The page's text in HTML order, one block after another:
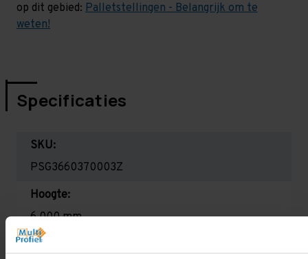
op dit gebied: Palletstellingen - Belangrijk om te
weten!
Specificaties
SKU:
PSG3660370003Z
Hoogte:
6.000 mm
Diepte: